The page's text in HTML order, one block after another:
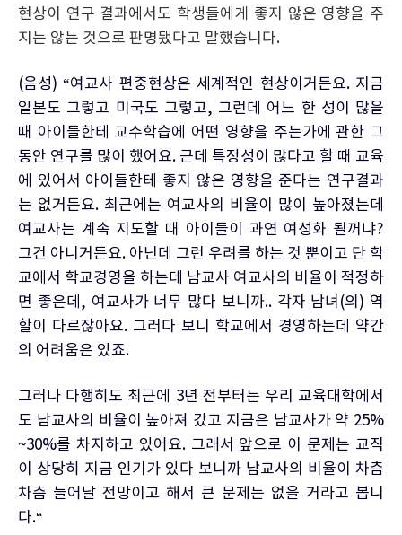
현상이 연구 결과에서도 학생들에게 좋지 않은 영향을 주
지는 않는 것으로 판명됐다고 말했습니다.
(음성) “여교사 편중현상은 세계적인 현상이거든요. 지금
일본도 그렇고 미국도 그렇고, 그런데 어느 한 성이 많을
때 아이들한테 교수학습에 어떤 영향을 주는가에 관한 그
동안 연구를 많이 했어요. 근데 특정성이 많다고 할 때 교육
에 있어서 아이들한테 좋지 않은 영향을 준다는 연구결과
는 없거든요. 최근에는 여교사의 비율이 많이 높아졌는데
여교사는 계속 지도할 때 아이들이 과연 여성화 될꺼냐?
그건 아니거든요. 아닌데 그런 우려를 하는 것 뿐이고 단 학
교에서 학교경영을 하는데 남교사 여교사의 비율이 적정하
면 좋은데, 여교사가 너무 많다 보니까.. 각자 남녀(의) 역
할이 다르잖아요. 그러다 보니 학교에서 경영하는데 약간
의 어려움은 있죠.
그러나 다행히도 최근에 3년 전부터는 우리 교육대학에서
도 남교사의 비율이 높아져 갔고 지금은 남교사가 약 25%
~30%를 차지하고 있어요. 그래서 앞으로 이 문제는 교직
이 상당히 지금 인기가 있다 보니까 남교사의 비율이 차츰
차츰 늘어날 전망이고 해서 큰 문제는 없을 거라고 봅니
다.“